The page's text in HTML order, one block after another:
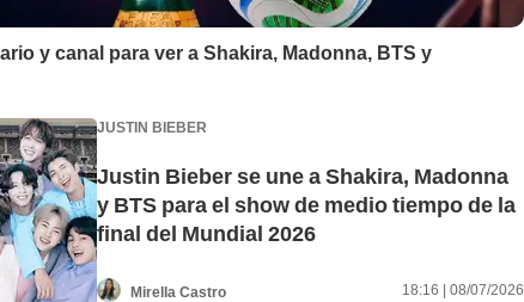
y canal para ver a Shakira, Madonna, BTS y
JUSTIN BIEBER
Justin Bieber se une a Shakira, Madonna
y BTS para el show de medio tiempo de la
final del Mundial 2026
Mirella Castro
18:16 | 08/07/2026